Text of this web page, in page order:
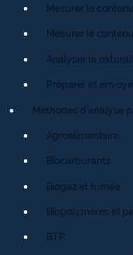
Mesurer le
Mesurer le
Analyser la
Préparer et
Méthodes d’analyse
Agroalimentaire
Biocarburants
Biogaz et fumée
Biopolymères et
BTP